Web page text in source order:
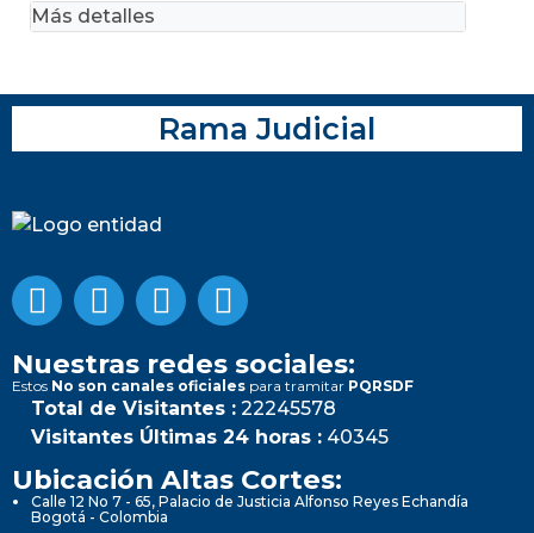
Más detalles
Rama Judicial
Nuestras redes sociales:
Estos No son canales oficiales para tramitar PQRSDF
Total de Visitantes : 22245578
Visitantes Últimas 24 horas : 40345
Ubicación Altas Cortes:
Calle 12 No 7 - 65, Palacio de Justicia Alfonso Reyes Echandía
Bogotá - Colombia